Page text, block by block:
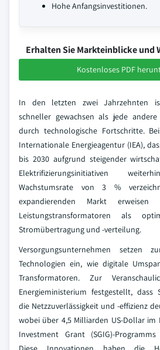
Hohe Anfangsinvestitionen.
Erhalten Sie Markteinblicke und
Kostenloses PDF
In den letzten zwei Jahrzehnten
schneller gewachsen als jede andere
durch technologische Fortschritte.
Internationale Energieagentur (IEA),
bis 2030 aufgrund steigender
Elektrifizierungsinitiativen
Wachstumsrate von 3 %
expandierenden Markt erweisen
Leistungstransformatoren als
Stromübertragung und -verteilung.
Versorgungsunternehmen setzen
Technologien ein, wie digitale
Transformatoren. Zur
Energieministerium festgestellt, dass
die Netzzuverlässigkeit und -effizienz
wobei über 4,5 Milliarden US-Dollar im
Investment Grant (SGIG)-